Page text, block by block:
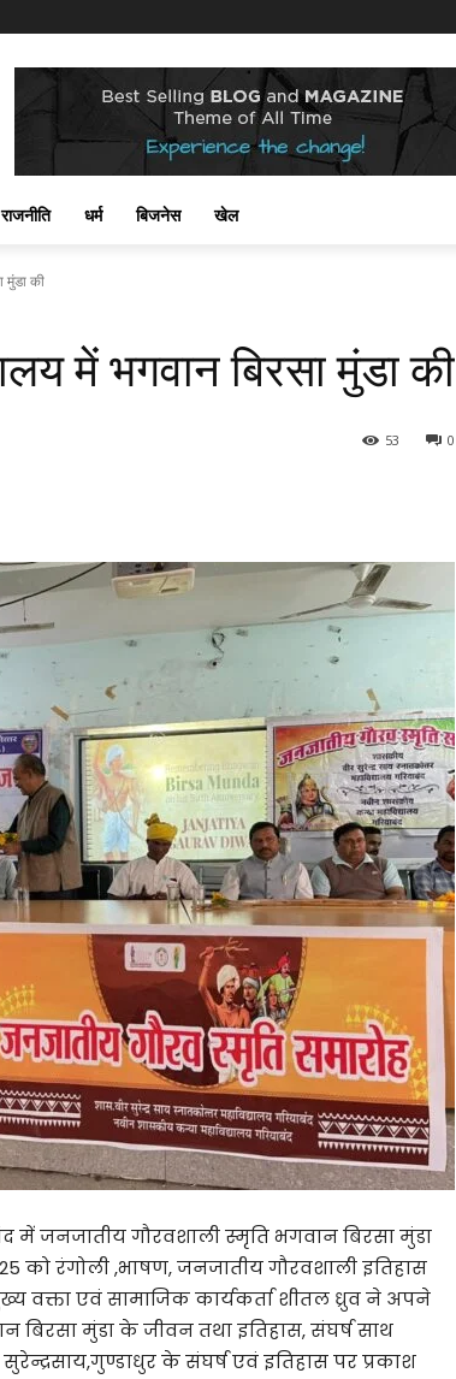
राजनीति धर्म बिजनेस खेल
मुंडा की
में भगवान बिरसा मुंडा की
0
53
में जनजातीय गौरवशाली स्मृति भगवान बिरसा मुंडा
को रंगोली ,भाषण, जनजातीय गौरवशाली इतिहास
वक्ता एवं सामाजिक कार्यकर्ता शीतल ध्रुव ने अपने
बिरसा मुंडा के जीवन तथा इतिहास, संघर्ष साथ
सुरेन्द्रसाय,गुण्डाधुर के संघर्ष एवं इतिहास पर प्रकाश